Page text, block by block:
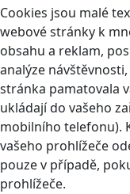
Cookies jsou malé
webové stránky k
obsahu a reklam,
analýze
stránka pamatovala
ukládají do vašeho
mobilního telefonu).
vašeho prohlížeče
pouze v případě,
prohlížeče.